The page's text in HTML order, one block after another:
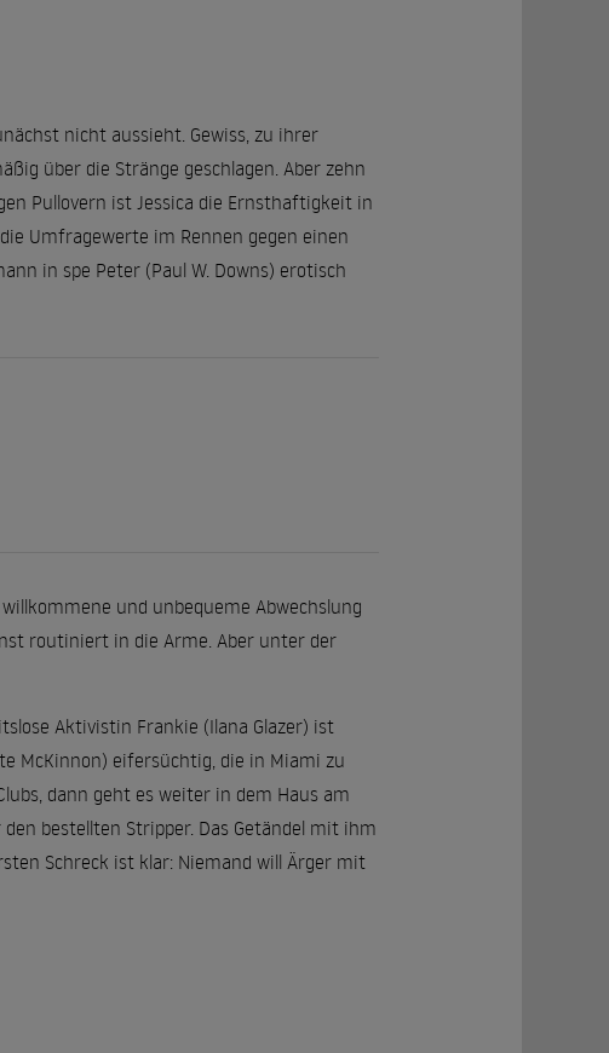
nicht aussieht. Gewiss, zu ihrer
über die Stränge geschlagen. Aber zehn
Pullovern ist Jessica die Ernsthaftigkeit in
Umfragewerte im Rennen gegen einen
in spe Peter (Paul W. Downs) erotisch
und unbequeme Abwechslung
routiniert in die Arme. Aber unter der
Aktivistin Frankie (Ilana Glazer) ist
McKinnon) eifersüchtig, die in Miami zu
dann geht es weiter in dem Haus am
bestellten Stripper. Das Getändel mit ihm
Schreck ist klar: Niemand will Ärger mit